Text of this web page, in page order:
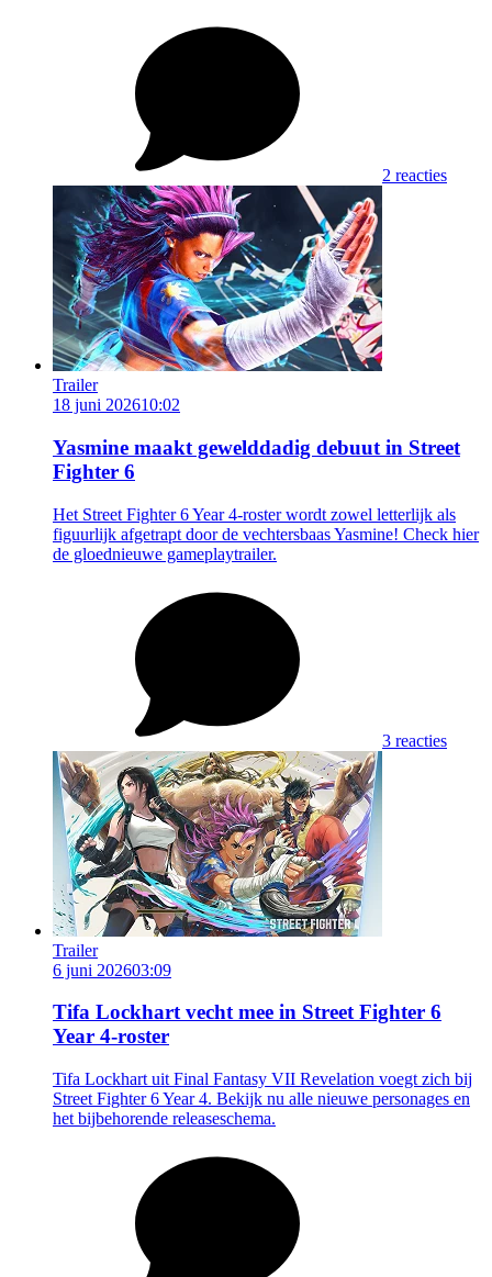
2 reacties
Trailer
18 juni 202610:02
Yasmine maakt gewelddadig debuut in Street
Fighter 6
Het Street Fighter 6 Year 4-roster wordt zowel letterlijk als
figuurlijk afgetrapt door de vechtersbaas Yasmine! Check hier
de gloednieuwe gameplaytrailer.
3 reacties
Trailer
6 juni 202603:09
Tifa Lockhart vecht mee in Street Fighter 6
Year 4-roster
Tifa Lockhart uit Final Fantasy VII Revelation voegt zich bij
Street Fighter 6 Year 4. Bekijk nu alle nieuwe personages en
het bijbehorende releaseschema.